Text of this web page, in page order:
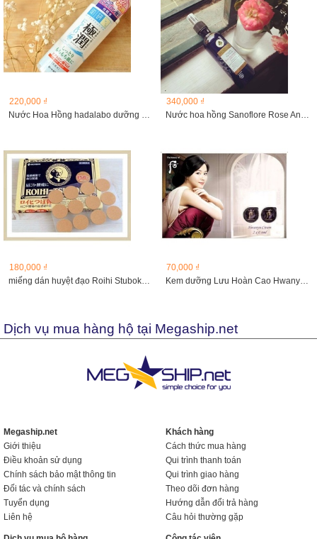
220,000 ₫
Nước Hoa Hồng hadalabo dưỡng ẩm , mịn da , 170ml
340,000 ₫
Nước hoa hồng Sanoflore Rose Ancienne Bio 200ml
180,000 ₫
miếng dán huyệt đạo Roihi Stuboko hộp 156 miếng Hàng Nhật
70,000 ₫
Kem dưỡng Lưu Hoàn Cao Hwanyu Cream 2 vỉ, 0.6ml/vỉ
Dịch vụ mua hàng hộ tại Megaship.net
Megaship.net
Giới thiệu
Điều khoản sử dụng
Chính sách bảo mật thông tin
Đối tác và chính sách
Tuyển dụng
Liên hệ
Khách hàng
Cách thức mua hàng
Qui trình thanh toán
Qui trình giao hàng
Theo dõi đơn hàng
Hướng dẫn đổi trả hàng
Câu hỏi thường gặp